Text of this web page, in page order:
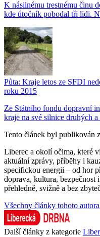
K násilnému trestnému činu
kde útočník pobodal tři lidi.
Půta: Kraje letos ze SFDI
roku 2015
Ze Státního fondu dopravní
kraje na své silnice druhých a
Tento článek byl publikován
Liberec a okolí očima, které
aktuální zprávy, příběhy i
specifickou energii – od hor
doprava, kultura, bezpečnost
přehledně, svižně a bez
Všechny články tohoto
Další články z kategorie